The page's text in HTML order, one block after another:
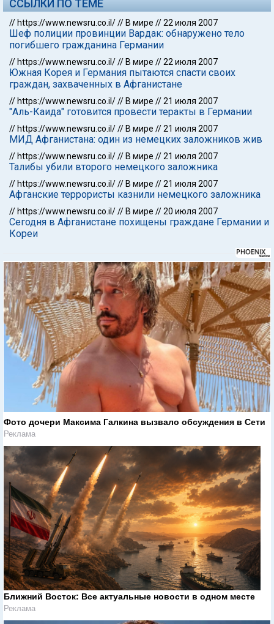
ССЫЛКИ ПО ТЕМЕ
// https://www.newsru.co.il/// В мире //22 июля 2007
Шеф полиции провинции Вардак: обнаружено тело
погибшего гражданина Германии
// https://www.newsru.co.il/// В мире //22 июля 2007
Южная Корея и Германия пытаются спасти своих
граждан, захваченных в Афганистане
// https://www.newsru.co.il/// В мире //21 июля 2007
"Аль-Каида" готовится провести теракты в Германии
// https://www.newsru.co.il/// В мире //21 июля 2007
МИД Афганистана: один из немецких заложников жив
// https://www.newsru.co.il/// В мире //21 июля 2007
Талибы убили второго немецкого заложника
// https://www.newsru.co.il/// В мире //21 июля 2007
Афганские террористы казнили немецкого заложника
// https://www.newsru.co.il/// В мире //20 июля 2007
Сегодня в Афганистане похищены граждане Германии и
Кореи
Фото дочери Максима Галкина вызвало обсуждения в Сети
Реклама
Ближний Восток: Все актуальные новости в одном месте
Реклама